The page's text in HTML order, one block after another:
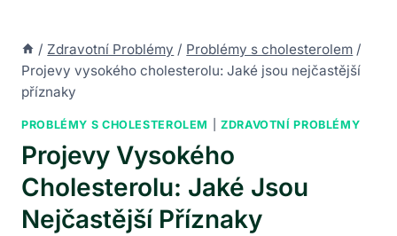
/ Zdravotní Problémy / Problémy s cholesterolem /
Projevy vysokého cholesterolu: Jaké jsou nejčastější
příznaky
PROBLÉMY S CHOLESTEROLEM |ZDRAVOTNÍ PROBLÉMY
Projevy Vysokého
Cholesterolu: Jaké Jsou
Nejčastější Příznaky